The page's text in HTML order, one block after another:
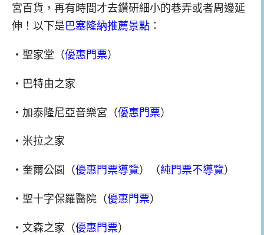
宮百貨，再有時間才去鑽研細小的巷弄或者周邊延
伸！以下是巴塞隆納推薦景點 ：
・聖家堂（優惠門票）
・巴特由之家
・加泰隆尼亞音樂宮（優惠門票）
・米拉之家
・奎爾公園（優惠門票導覽）（純門票不導覽）
・聖十字保羅醫院（優惠門票）
・文森之家（優惠門票）